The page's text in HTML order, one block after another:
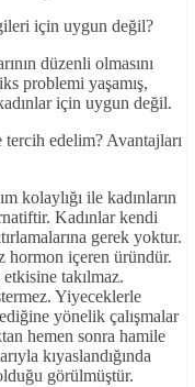
için uygun değil?
düzenli olmasını
problemi yaşamış,
için uygun değil.
edelim? Avantajları
kolaylığı ile kadınların
Kadınlar kendi
gerek yoktur.
hormon içeren üründür.
takılmaz.
Yiyeceklerle
yönelik çalışmalar
hemen sonra hamile
kıyaslandığında
görülmüştür.